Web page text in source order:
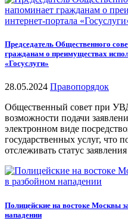
Председатель Общественного
гражданам о преимуществах
«Госуслуги»
28.05.2024 Правопорядок
Общественный совет при
возможности подачи
электронном виде
государственных услуг, что
отслеживать статус
Полицейские на востоке Москвы
нападении